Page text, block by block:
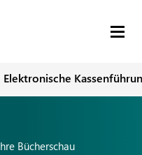
Elektronische
Bücherschau